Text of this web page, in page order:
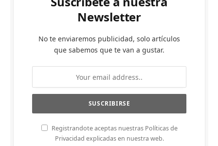
Newsletter
No te enviaremos publicidad, solo artículos
que sabemos que te van a gustar.
Registrandote aceptas nuestras Políticas de
Privacidad explicadas en nuestra web.